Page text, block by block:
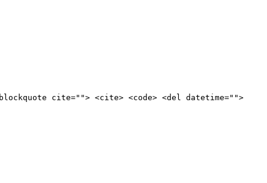
cite=""> <cite> <code> <del datetime="">